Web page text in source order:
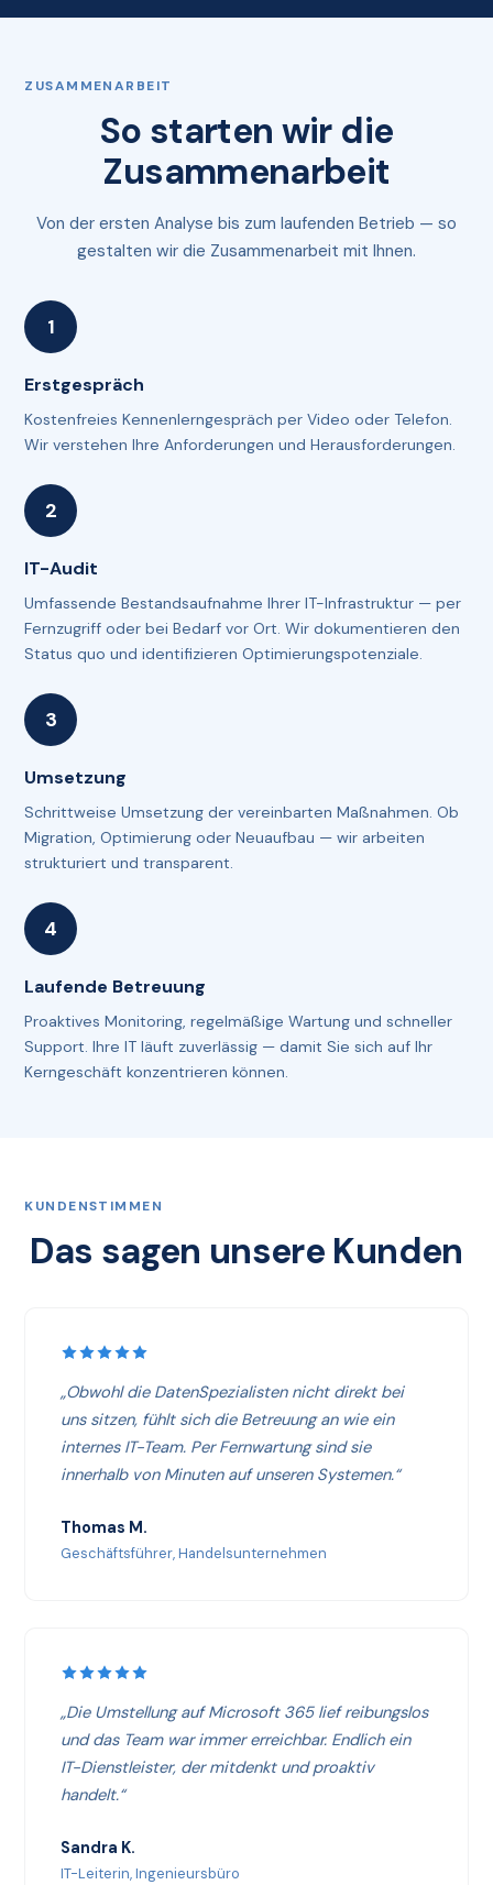
ZUSAMMENARBEIT
So starten wir die
Zusammenarbeit
Von der ersten Analyse bis zum laufenden Betrieb — so
gestalten wir die Zusammenarbeit mit Ihnen.
Erstgespräch
Kostenfreies Kennenlerngespräch per Video oder Telefon.
Wir verstehen Ihre Anforderungen und Herausforderungen.
IT-Audit
Umfassende Bestandsaufnahme Ihrer IT-Infrastruktur — per
Fernzugriff oder bei Bedarf vor Ort. Wir dokumentieren den
Status quo und identifizieren Optimierungspotenziale.
Umsetzung
Schrittweise Umsetzung der vereinbarten Maßnahmen. Ob
Migration, Optimierung oder Neuaufbau — wir arbeiten
strukturiert und transparent.
Laufende Betreuung
Proaktives Monitoring, regelmäßige Wartung und schneller
Support. Ihre IT läuft zuverlässig — damit Sie sich auf Ihr
Kerngeschäft konzentrieren können.
KUNDENSTIMMEN
Das sagen unsere Kunden
„Obwohl die DatenSpezialisten nicht direkt bei
uns sitzen, fühlt sich die Betreuung an wie ein
internes IT-Team. Per Fernwartung sind sie
innerhalb von Minuten auf unseren Systemen.“
Thomas M.
Geschäftsführer, Handelsunternehmen
„Die Umstellung auf Microsoft 365 lief reibungslos
und das Team war immer erreichbar. Endlich ein
IT-Dienstleister, der mitdenkt und proaktiv
handelt.“
Sandra K.
IT-Leiterin, Ingenieursbüro